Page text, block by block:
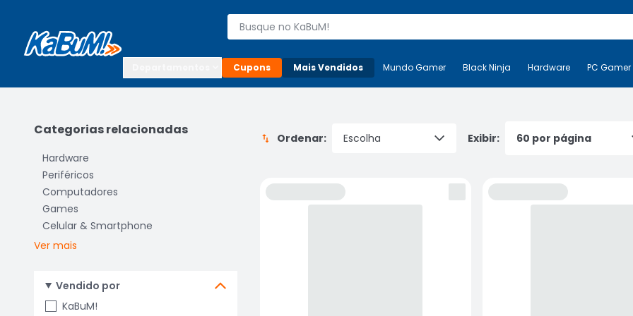
Buscar produtos
Cupons Mais Vendidos Mais-v- Mundo Gamer Black Ninja Hardware
Mundo Gamer Black Ninja Hardware PC Gamer
Categorias relacionadas
Hardware
Periféricos
Computadores
Games
Celular & Smartphone
Ver mais
Vendido por
KaBuM!
Ordenar: Exibir: